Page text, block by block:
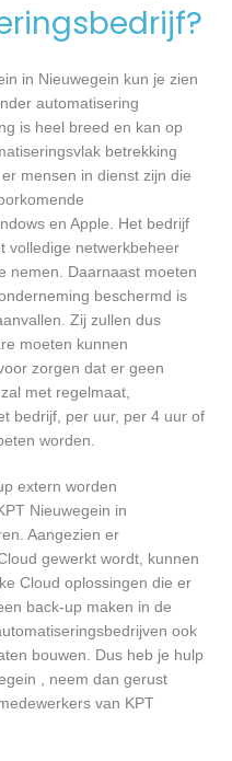
in Nieuwegein kun je zien
automatisering
is heel breed en kan op
betrekking
mensen in dienst zijn die
en Apple. Het bedrijf
volledige netwerkbeheer
nemen. Daarnaast moeten
beschermd is
Zij zullen dus
moeten kunnen
zorgen dat er geen
met regelmaat,
bedrijf, per uur, per 4 uur of
worden.
extern worden
Nieuwegein in
Aangezien er
gewerkt wordt, kunnen
Cloud oplossingen die er
back-up maken in de
ook
bouwen. Dus heb je hulp
, neem dan gerust
van KPT